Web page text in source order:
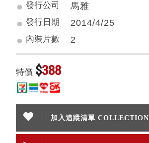
發行公司
馬雅
發行日期 2014/4/25
內裝片數 2
特價 $388
加入追蹤清單 COLLECTION